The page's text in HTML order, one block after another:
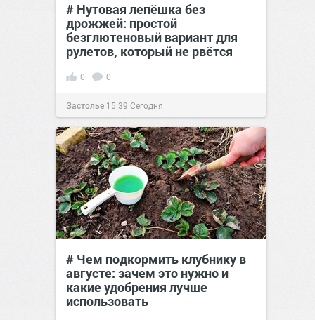
# Нутовая лепёшка без
дрожжей: простой
безглютеновый вариант для
рулетов, который не рвётся
0 0
Застолье 15:39 Сегодня
# Чем подкормить клубнику в
августе: зачем это нужно и
какие удобрения лучше
использовать